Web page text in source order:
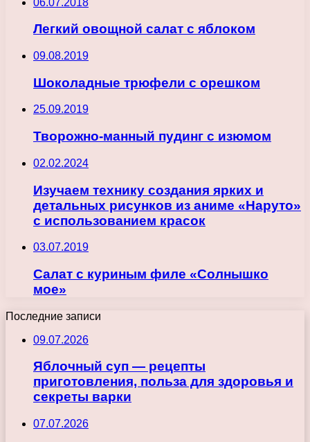
Легкий овощной салат с яблоком
09.08.2019
Шоколадные трюфели с орешком
25.09.2019
Творожно-манный пудинг с изюмом
02.02.2024
Изучаем технику создания ярких и
детальных рисунков из аниме «Наруто»
с использованием красок
03.07.2019
Салат с куриным филе «Солнышко
моe»
Последние записи
09.07.2026
Яблочный суп — рецепты
приготовления, польза для здоровья и
секреты варки
07.07.2026